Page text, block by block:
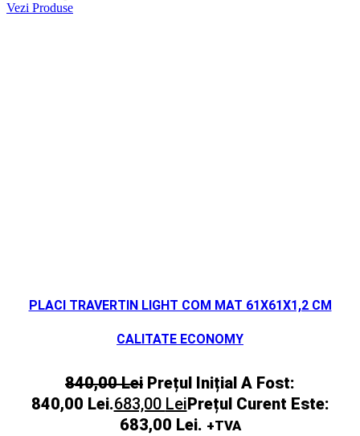
Vezi Produse
PLACI TRAVERTIN LIGHT COM MAT 61X61X1,2 CM
CALITATE ECONOMY
840,00Lei Prețul Inițial A Fost:
840,00 Lei.683,00 LeiPrețul Curent Este:
683,00 Lei. +TVA